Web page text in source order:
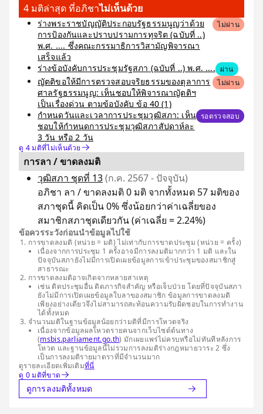
4 มติล่าสุด ที่อภิชาไม่เห็นด้วย
ร่างพระราชบัญญัติประกอบรัฐธรรมนูญว่าด้วย
การป้องกันและปราบปรามการทุจริต (ฉบับที่ ..)
พ.ศ. .... ซึ่งคณะกรรมาธิการวิสามัญพิจารณา
เสร็จแล้ว
ไม่ผ่าน
ร่างข้อบังคับการประชุมรัฐสภา (ฉบับที่ ..) พ.ศ. .... ผ่าน
ญัตติขอให้มีการตรวจสอบจริยธรรมของตุลาการ
ศาลรัฐธรรมนูญ: เห็นชอบให้พิจารณาญัตติฯ
เป็นเรื่องด่วน ตามข้อบังคับ ข้อ 40 (1)
ไม่ผ่าน
กำหนดวันและเวลาการประชุมวุฒิสภา: เห็น
ชอบให้กำหนดการประชุมวุฒิสภาสัปดาห์ละ
3 วัน หรือ 2 วัน
รอตรวจสอบ
ดู 4 มติที่ไม่เห็นด้วย
การลา / ขาดลงมติ
วุฒิสภา ชุดที่ 13(ก.ค. 2567 - ปัจจุบัน)
อภิชา ลา / ขาดลงมติ 0 มติ จากทั้งหมด 57 มติของ
สภาชุดนี้ คิดเป็น 0% ซึ่งน้อยกว่าค่าเฉลี่ยของ
สมาชิกสภาชุดเดียวกัน (ค่าเฉลี่ย = 2.24%)
ข้อควรระวังก่อนนำข้อมูลไปใช้
การขาดลงมติ (หน่วย = มติ) ไม่เท่ากับการขาดประชุม (หน่วย = ครั้ง)
เนื่องจากการประชุม 1 ครั้งอาจมีการลงมติมากกว่า 1 มติ และใน
ปัจจุบันสภายังไม่มีการเปิดเผยข้อมูลการเข้าประชุมของสมาชิกสู่
สาธารณะ
การขาดลงมติอาจเกิดจากหลายสาเหตุ
เช่น ติดประชุมอื่น ติดภารกิจสำคัญ หรือเจ็บป่วย โดยที่ปัจจุบันสภา
ยังไม่มีการเปิดเผยข้อมูลใบลาของสมาชิก ข้อมูลการขาดลงมติ
เพียงอย่างเดียวจึงไม่สามารถสะท้อนความรับผิดชอบในการทำงาน
ได้ทั้งหมด
จำนวนมติในฐานข้อมูลน้อยกว่ามติที่มีการโหวตจริง
เนื่องจากข้อมูลผลโหวตรายคนจากเว็บไซต์ต้นทาง
(msbis.parliament.go.th) มักเผยแพร่ไม่ครบหรือไม่ทันทีหลังการ
โหวต และฐานข้อมูลนี้ไม่รวมการลงมติร่างกฎหมายวาระ 2 ซึ่ง
เป็นการลงมติรายมาตราที่มีจำนวนมาก
ดูรายละเอียดเพิ่มเติมที่นี่
ดู 0 มติที่ขาด
ดูการลงมติทั้งหมด